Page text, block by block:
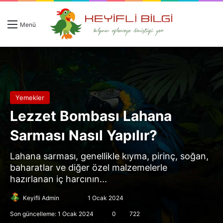
Menü
Yemekler
Lezzet Bombası Lahana
Sarması Nasıl Yapılır?
Lahana sarması, genellikle kıyma, pirinç, soğan,
baharatlar ve diğer özel malzemelerle
hazırlanan iç harcının...
Keyifli Admin 1 Ocak 2024
Son güncelleme: 1 Ocak 2024 0 722